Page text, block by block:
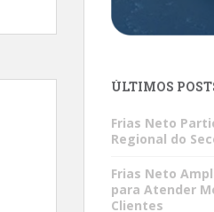
ÚLTIMOS
Frias Neto
Regional do
Frias Neto
para Atender
Clientes